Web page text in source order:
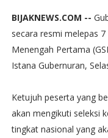
BIJAKNEWS.COM --
secara resmi melepas
Menengah Pertama
Istana Gubernuran,
Ketujuh peserta yang
akan mengikuti seleksi
tingkat nasional yang